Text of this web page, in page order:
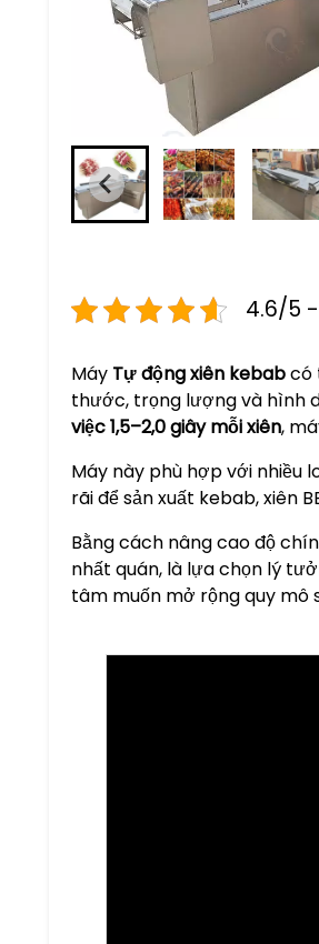
4.6/5
Máy Tự động xiên kebabcó
thước, trọng lượng và hình
việc 1,5–2,0 giây mỗi xiên,
Máy này phù hợp với nhiều
rãi để sản xuất kebab, xiên
Bằng cách nâng cao độ
nhất quán, là lựa chọn lý
tâm muốn mở rộng quy mô